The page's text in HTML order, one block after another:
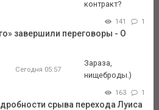
контракт?
141 1
завершили переговоры - O
Сегодня 05:57
Зараза,
нищеброды.)
163 1
срыва перехода Луиса